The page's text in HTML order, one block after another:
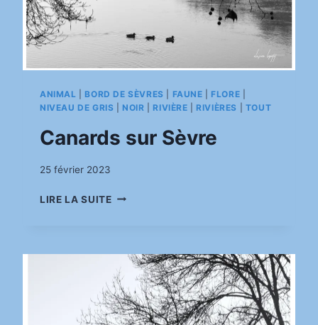
ANIMAL |BORD DE SÈVRES FAUNE |FLORE
NIVEAU DE GRIS |NOIR |RIVIÈRE |RIVIÈRES TOUT
Canards sur Sèvre
Par
25 février 2023
LIRE LA SUITECANARDS